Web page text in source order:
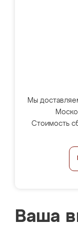
Мы
Стоимость
Ваша